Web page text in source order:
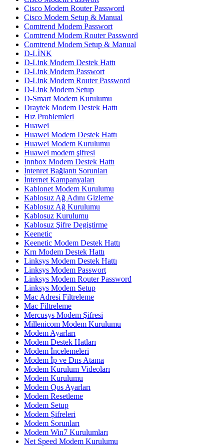
Cisco Modem Router Password
Cisco Modem Setup & Manual
Comtrend Modem Passwort
Comtrend Modem Router Password
Comtrend Modem Setup & Manual
D-LİNK
D-Link Modem Destek Hattı
D-Link Modem Passwort
D-Link Modem Router Password
D-Link Modem Setup
D-Smart Modem Kurulumu
Draytek Modem Destek Hattı
Hız Problemleri
Huawei
Huawei Modem Destek Hattı
Huawei Modem Kurulumu
Huawei modem şifresi
Innbox Modem Destek Hattı
İntenret Bağlantı Sorunları
İnternet Kampanyaları
Kablonet Modem Kurulumu
Kablosuz Ağ Adını Gizleme
Kablosuz Ağ Kurulumu
Kablosuz Kurulumu
Kablosuz Şifre Degiştirme
Keenetic
Keenetic Modem Destek Hattı
Krn Modem Destek Hattı
Linksys Modem Destek Hattı
Linksys Modem Passwort
Linksys Modem Router Password
Linksys Modem Setup
Mac Adresi Filtreleme
Mac Filtreleme
Mercusys Modem Şifresi
Millenicom Modem Kurulumu
Modem Ayarları
Modem Destek Hatları
Modem İncelemeleri
Modem İp ve Dns Atama
Modem Kurulum Videoları
Modem Kurulumu
Modem Qos Ayarları
Modem Resetleme
Modem Setup
Modem Şifreleri
Modem Sorunları
Modem Win7 Kurulumları
Net Speed Modem Kurulumu